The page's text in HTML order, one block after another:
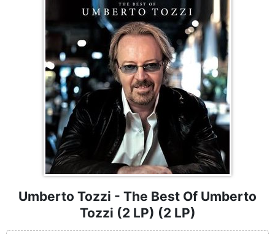
Umberto Tozzi - The Best Of Umberto
Tozzi (2 LP) (2 LP)